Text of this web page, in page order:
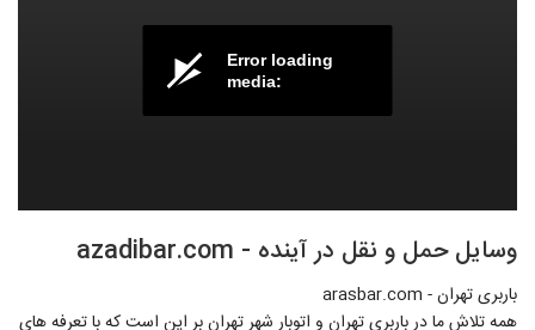
Error loading
media:
⁣وسایل حمل و نقل در آینده - azadibar.com
باربری تهران - arasbar.com
همه تلاش ما در باربری تهران و اتوبار شهر تهران بر این است که با تعرفه های